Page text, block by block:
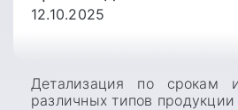
12.10.2025
Детализация по срокам
различных типов продукции